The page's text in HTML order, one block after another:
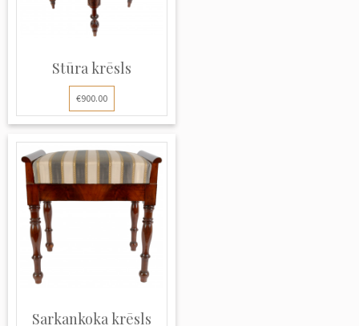
Stūra krēsls
€900.00
Sarkankoka krēsls